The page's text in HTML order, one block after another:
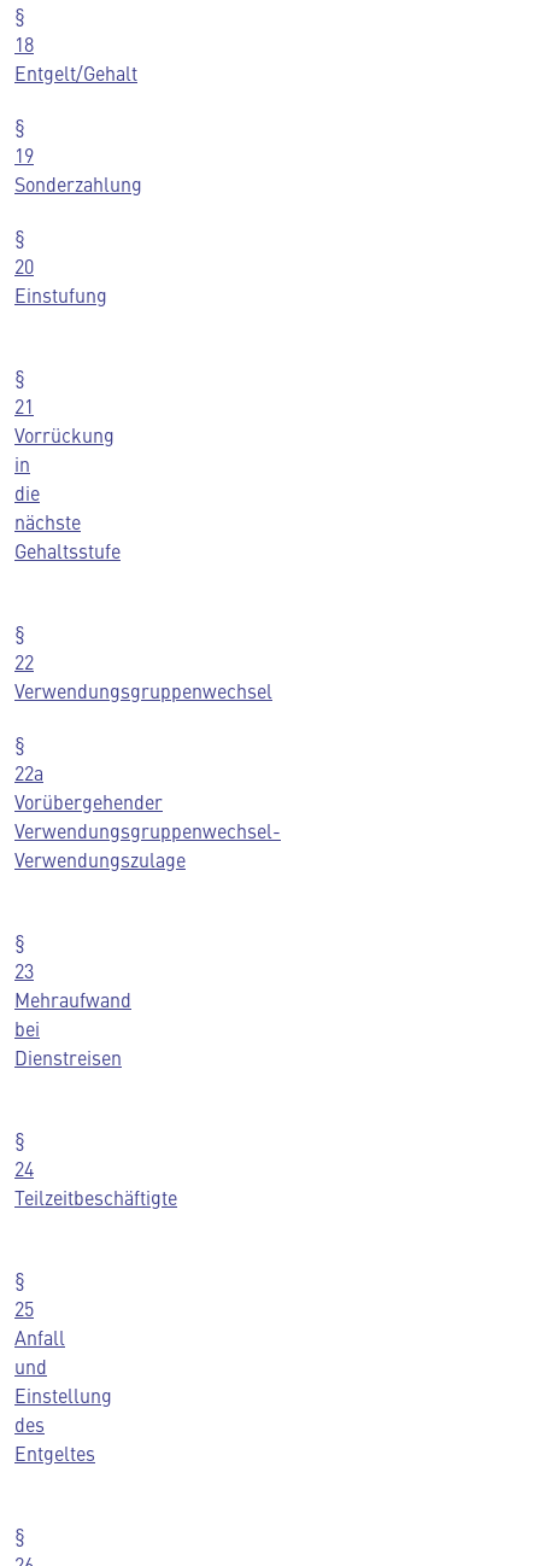
§
18
Entgelt/Gehalt
§
19
Sonderzahlung
§
20
Einstufung
§
21
Vorrückung
in
die
nächste
Gehaltsstufe
§
22
Verwendungsgruppenwechsel
§
22a
Vorübergehender
Verwendungsgruppenwechsel-
Verwendungszulage
§
23
Mehraufwand
bei
Dienstreisen
§
24
Teilzeitbeschäftigte
§
25
Anfall
und
Einstellung
des
Entgeltes
§